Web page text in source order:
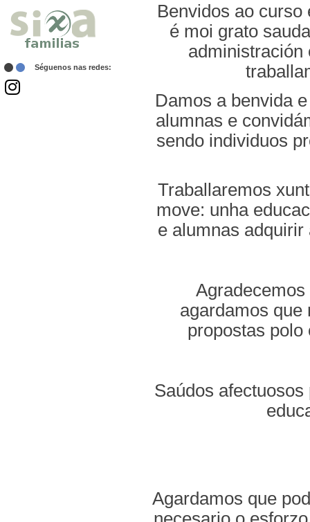
Séguenos nas redes:
Benvidos ao curso
é moi grato
administración
Damos a benvida
alumnas e
sendo individuos
Traballaremos
move: unha
e alumnas
agardamos
propostas polo
Saúdos
Agardamos que